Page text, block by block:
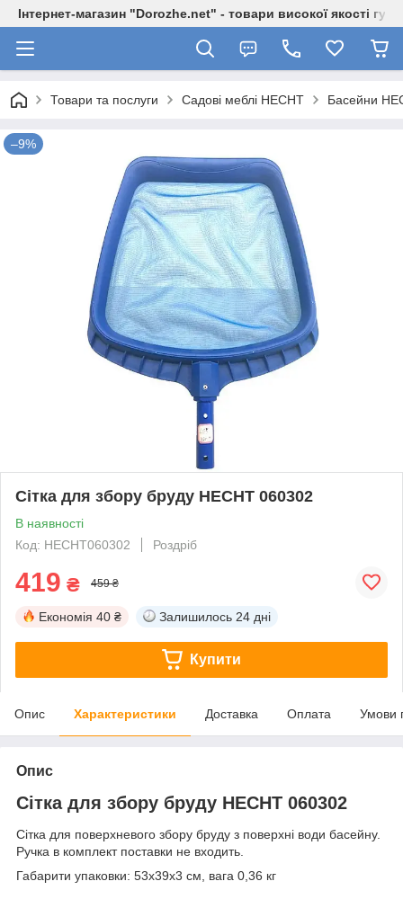
Інтернет-магазин "Dorozhe.net" - товари високої якості
Товари та послуги Садові меблі HECHT Басейни
–9%
Сітка для збору бруду HECHT 060302
В наявності
Код: HECHT060302
Роздріб
419 ₴ 459 ₴
Економія 40 ₴ Залишилось 24 дні
Купити
Опис Характеристики Доставка Оплата Умови
Опис
Сітка для збору бруду HECHT 060302
Сітка для поверхневого збору бруду з поверхні води басейну.
Ручка в комплект поставки не входить.
Габарити упаковки: 53х39х3 см, вага 0,36 кг